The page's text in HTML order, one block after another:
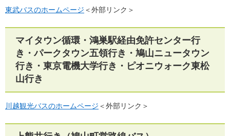
東武バスのホームページ ＜外部リンク＞
マイタウン循環・鴻巣駅経由免許センター行
き・パークタウン五領行き・鳩山ニュータウン
行き・東京電機大学行き・ピオニウォーク東松
山行き
川越観光バスのホームページ ＜外部リンク＞